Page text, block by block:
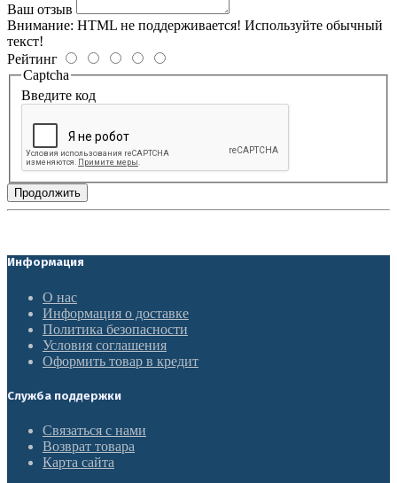
Ваш отзыв
Внимание: HTML не поддерживается! Используйте обычный
текст!
Рейтинг
Captcha
Введите код
Продолжить
Информация
О нас
Информация о доставке
Политика безопасности
Условия соглашения
Оформить товар в кредит
Служба поддержки
Связаться с нами
Возврат товара
Карта сайта